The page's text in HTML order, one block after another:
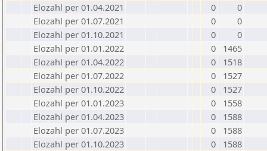
Elozahl per 01.04.2021
0
0
Elozahl per 01.07.2021
0
0
Elozahl per 01.10.2021
0
0
Elozahl per 01.01.2022
0
1465
Elozahl per 01.04.2022
0
1518
Elozahl per 01.07.2022
0
1527
Elozahl per 01.10.2022
0
1527
Elozahl per 01.01.2023
0
1558
Elozahl per 01.04.2023
0
1588
Elozahl per 01.07.2023
0
1588
Elozahl per 01.10.2023
0
1588